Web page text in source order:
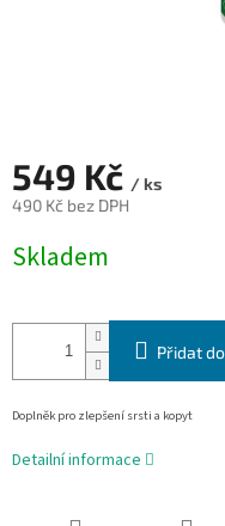
549 Kč / ks
490 Kč bez DPH
cena:
Skladem
Přidat
Doplněk pro zlepšení srsti a kopyt
Detailní informace